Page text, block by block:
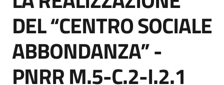
English
site
Seguici
su
DEL “CENTRO SOCIALE
ABBONDANZA” -
PNRR M.5-C.2-I.2.1